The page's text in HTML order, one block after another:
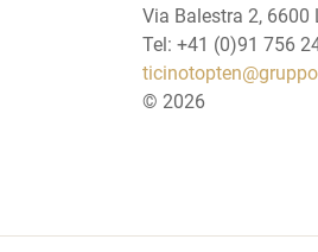
Via Balestra 2, 6600
Tel: +41 (0)91 756
© 2026